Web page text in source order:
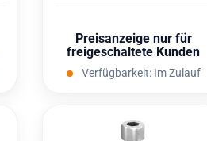
Preisanzeige nur für
freigeschaltete Kunden
Verfügbarkeit: Im Zulauf